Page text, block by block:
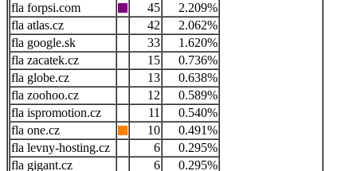
forpsi.com
45
2.209%
atlas.cz
42
2.062%
google.sk
33
1.620%
zacatek.cz
15
0.736%
globe.cz
13
0.638%
zoohoo.cz
12
0.589%
ispromotion.cz
11
0.540%
one.cz
10
0.491%
levny-hosting.cz
6
0.295%
gigant.cz
6
0.295%